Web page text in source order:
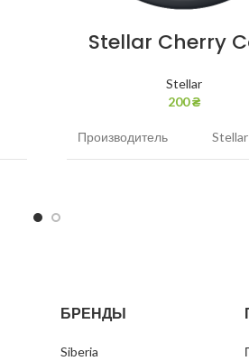
Stellar Cherry
Stellar
200₴
Производитель Stellar
Грамм в банке
БРЕНДЫ
Siberia